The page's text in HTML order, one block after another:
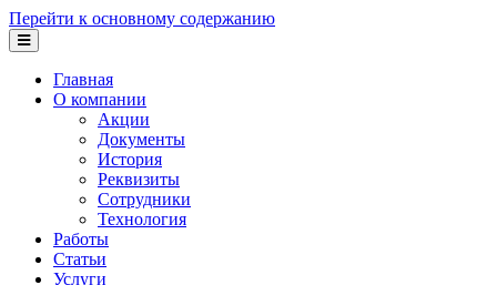
Перейти к основному содержанию
Главная
О компании
Акции
Документы
История
Реквизиты
Сотрудники
Технология
Работы
Статьи
Услуги